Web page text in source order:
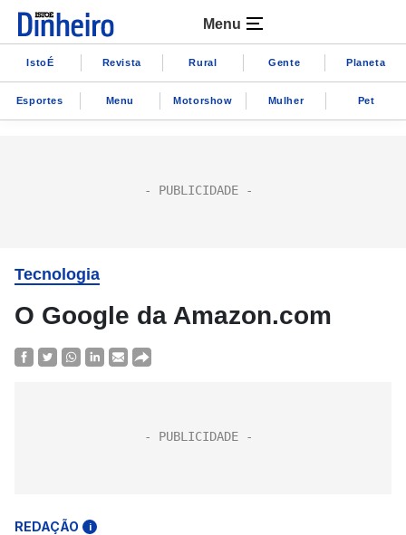
Menu
IstoÉ Revista Rural Gente Planeta
Esportes Menu Motorshow Mulher Pet
Tecnologia
O Google da Amazon.com
REDAÇÃO i